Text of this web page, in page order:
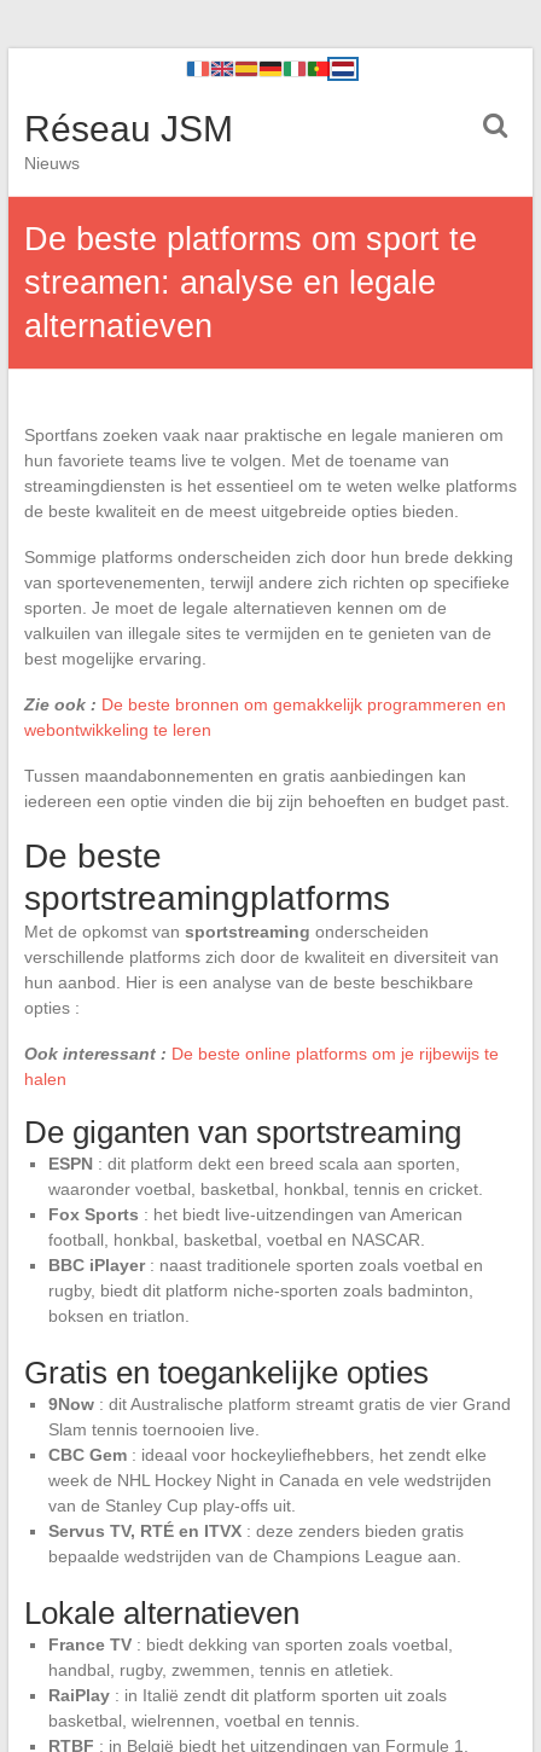
Réseau JSM
Nieuws
De beste platforms om sport te
streamen: analyse en legale
alternatieven
Sportfans zoeken vaak naar praktische en legale manieren om
hun favoriete teams live te volgen. Met de toename van
streamingdiensten is het essentieel om te weten welke platforms
de beste kwaliteit en de meest uitgebreide opties bieden.
Sommige platforms onderscheiden zich door hun brede dekking
van sportevenementen, terwijl andere zich richten op specifieke
sporten. Je moet de legale alternatieven kennen om de
valkuilen van illegale sites te vermijden en te genieten van de
best mogelijke ervaring.
Zie ook : De beste bronnen om gemakkelijk programmeren en
webontwikkeling te leren
Tussen maandabonnementen en gratis aanbiedingen kan
iedereen een optie vinden die bij zijn behoeften en budget past.
De beste
sportstreamingplatforms
Met de opkomst van sportstreaming onderscheiden
verschillende platforms zich door de kwaliteit en diversiteit van
hun aanbod. Hier is een analyse van de beste beschikbare
opties :
Ook interessant : De beste online platforms om je rijbewijs te
halen
De giganten van sportstreaming
ESPN: dit platform dekt een breed scala aan sporten,
waaronder voetbal, basketbal, honkbal, tennis en cricket.
Fox Sports : het biedt live-uitzendingen van American
football, honkbal, basketbal, voetbal en NASCAR.
BBC iPlayer: naast traditionele sporten zoals voetbal en
rugby, biedt dit platform niche-sporten zoals badminton,
boksen en triatlon.
Gratis en toegankelijke opties
9Now: dit Australische platform streamt gratis de vier Grand
Slam tennis toernooien live.
CBC Gem: ideaal voor hockeyliefhebbers, het zendt elke
week de NHL Hockey Night in Canada en vele wedstrijden
van de Stanley Cup play-offs uit.
Servus TV, RTÉ en ITVX: deze zenders bieden gratis
bepaalde wedstrijden van de Champions League aan.
Lokale alternatieven
France TV: biedt dekking van sporten zoals voetbal,
handbal, rugby, zwemmen, tennis en atletiek.
RaiPlay: in Italië zendt dit platform sporten uit zoals
basketbal, wielrennen, voetbal en tennis.
RTBF : in België biedt het uitzendingen van Formule 1,